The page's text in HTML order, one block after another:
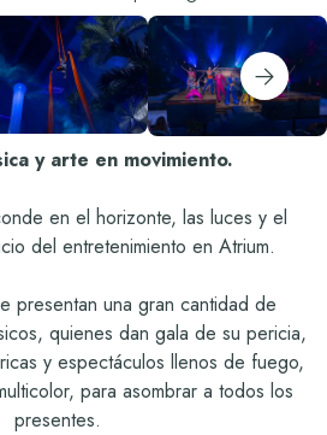
y arte en movimiento.
en el horizonte, las luces y el
del entretenimiento en Atrium.
presentan una gran cantidad de
quienes dan gala de su pericia,
y espectáculos llenos de fuego,
para asombrar a todos los
presentes.